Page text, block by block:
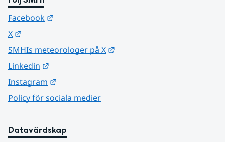
Facebook
X
SMHIs meteorologer på X
Linkedin
Instagram
Policy för sociala medier
Datavärdskap